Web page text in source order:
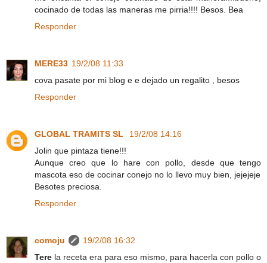
cocinado de todas las maneras me pirria!!!! Besos. Bea
Responder
MERE33 19/2/08 11:33
cova pasate por mi blog e e dejado un regalito , besos
Responder
GLOBAL TRAMITS SL
19/2/08 14:16
Jolin que pintaza tiene!!!
Aunque creo que lo hare con pollo, desde que tengo
mascota eso de cocinar conejo no lo llevo muy bien, jejejeje
Besotes preciosa.
Responder
comoju
19/2/08 16:32
Tere la receta era para eso mismo, para hacerla con pollo o